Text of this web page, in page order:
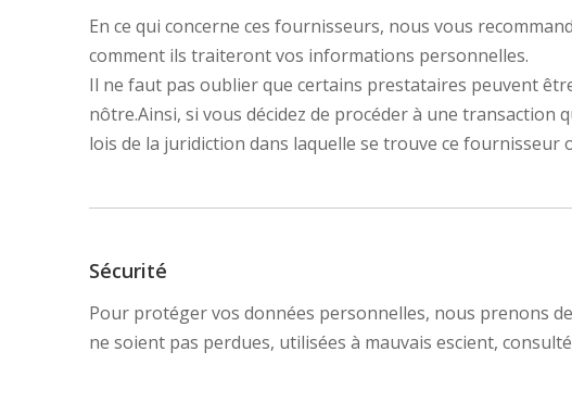
En ce qui concerne ces fournisseurs, nous vous
comment ils traiteront vos informations personnelles.
Il ne faut pas oublier que certains prestataires peuvent
nôtre.Ainsi, si vous décidez de procéder à une
lois de la juridiction dans laquelle se trouve ce
Sécurité
Pour protéger vos données personnelles, nous prenons
ne soient pas perdues, utilisées à mauvais escient,